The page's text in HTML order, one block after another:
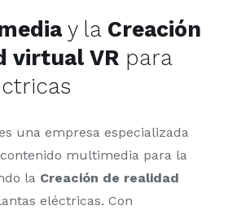
y la Creación
virtual VR para
una empresa especializada
multimedia para la
la Creación de realidad
eléctricas. Con